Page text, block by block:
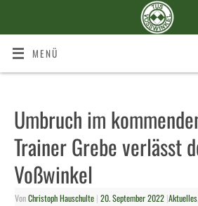
MENÜ
Umbruch im
Trainer Grebe verlässt
Voßwinkel
VonChristoph Hauschulte | 20. September 2022 |Aktuelles